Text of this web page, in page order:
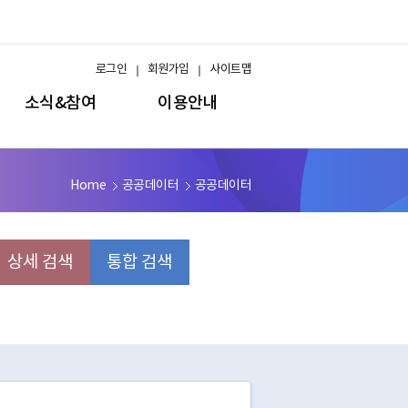
소식&참여 이용안내
로그인 회원가입 사이트맵
Home 공공데이터 공공데이터
상세 검색 통합 검색